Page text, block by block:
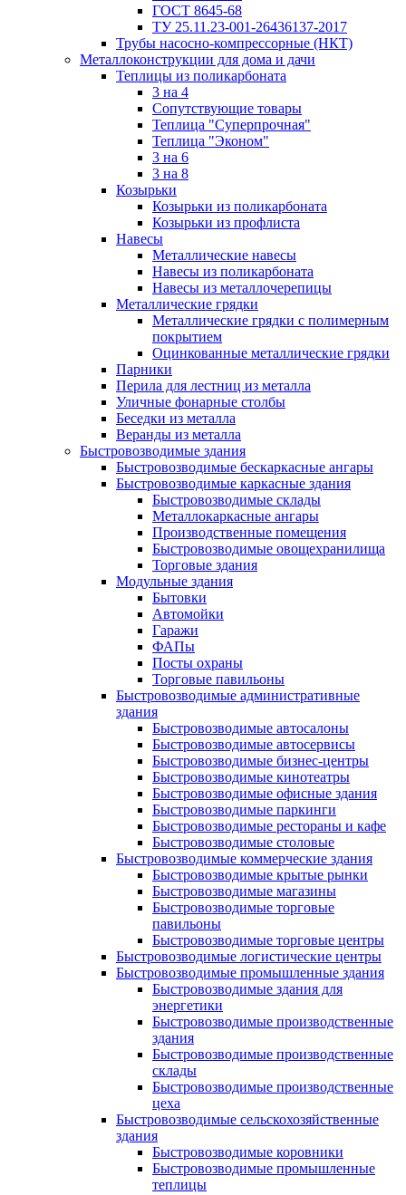
ГОСТ 8645-68
ТУ 25.11.23-001-26436137-2017
Трубы насосно-компрессорные (НКТ)
Металлоконструкции для дома и дачи
Теплицы из поликарбоната
3 на 4
Сопутствующие товары
Теплица "Суперпрочная"
Теплица "Эконом"
3 на 6
3 на 8
Козырьки
Козырьки из поликарбоната
Козырьки из профлиста
Навесы
Металлические навесы
Навесы из поликарбоната
Навесы из металлочерепицы
Металлические грядки
Металлические грядки с полимерным
покрытием
Оцинкованные металлические грядки
Парники
Перила для лестниц из металла
Уличные фонарные столбы
Беседки из металла
Веранды из металла
Быстровозводимые здания
Быстровозводимые бескаркасные ангары
Быстровозводимые каркасные здания
Быстровозводимые склады
Металлокаркасные ангары
Производственные помещения
Быстровозводимые овощехранилища
Торговые здания
Модульные здания
Бытовки
Автомойки
Гаражи
ФАПы
Посты охраны
Торговые павильоны
Быстровозводимые административные
здания
Быстровозводимые автосалоны
Быстровозводимые автосервисы
Быстровозводимые бизнес-центры
Быстровозводимые кинотеатры
Быстровозводимые офисные здания
Быстровозводимые паркинги
Быстровозводимые рестораны и кафе
Быстровозводимые столовые
Быстровозводимые коммерческие здания
Быстровозводимые крытые рынки
Быстровозводимые магазины
Быстровозводимые торговые
павильоны
Быстровозводимые торговые центры
Быстровозводимые логистические центры
Быстровозводимые промышленные здания
Быстровозводимые здания для
энергетики
Быстровозводимые производственные
здания
Быстровозводимые производственные
склады
Быстровозводимые производственные
цеха
Быстровозводимые сельскохозяйственные
здания
Быстровозводимые коровники
Быстровозводимые промышленные
теплицы